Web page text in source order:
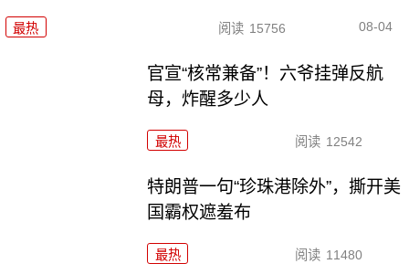
最热 阅读 15756 08-04
官宣“核常兼备”！六爷挂弹反航
母，炸醒多少人
最热 阅读 12542
特朗普一句“珍珠港除外”，撕开美
国霸权遮羞布
最热 阅读 11480